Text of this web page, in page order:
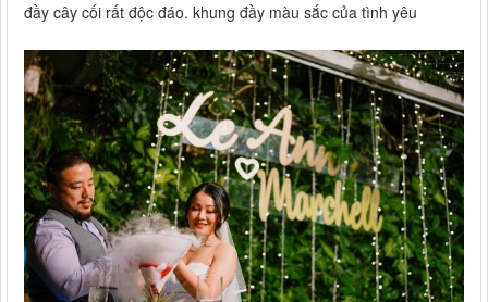
đầy cây cối rất độc đáo. khung đầy màu sắc của tình yêu